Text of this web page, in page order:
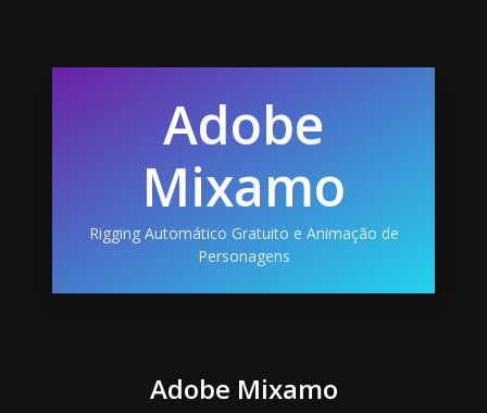
Adobe
Mixamo
Rigging Automático Gratuito e Animação de
Personagens
Adobe Mixamo